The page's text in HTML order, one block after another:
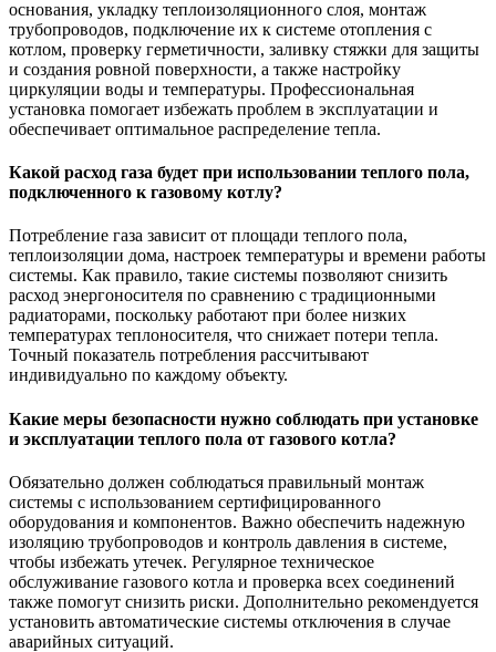
основания, укладку теплоизоляционного слоя, монтаж
трубопроводов, подключение их к системе отопления с
котлом, проверку герметичности, заливку стяжки для защиты
и создания ровной поверхности, а также настройку
циркуляции воды и температуры. Профессиональная
установка помогает избежать проблем в эксплуатации и
обеспечивает оптимальное распределение тепла.
Какой расход газа будет при использовании теплого пола,
подключенного к газовому котлу?
Потребление газа зависит от площади теплого пола,
теплоизоляции дома, настроек температуры и времени работы
системы. Как правило, такие системы позволяют снизить
расход энергоносителя по сравнению с традиционными
радиаторами, поскольку работают при более низких
температурах теплоносителя, что снижает потери тепла.
Точный показатель потребления рассчитывают
индивидуально по каждому объекту.
Какие меры безопасности нужно соблюдать при установке
и эксплуатации теплого пола от газового котла?
Обязательно должен соблюдаться правильный монтаж
системы с использованием сертифицированного
оборудования и компонентов. Важно обеспечить надежную
изоляцию трубопроводов и контроль давления в системе,
чтобы избежать утечек. Регулярное техническое
обслуживание газового котла и проверка всех соединений
также помогут снизить риски. Дополнительно рекомендуется
установить автоматические системы отключения в случае
аварийных ситуаций.